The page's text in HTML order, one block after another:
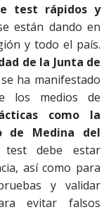
test rápidos y
están dando en
y todo el país.
de la Junta de
ha manifestado
los medios de
como la
de Medina del
debe estar
así como para
y validar
evitar falsos